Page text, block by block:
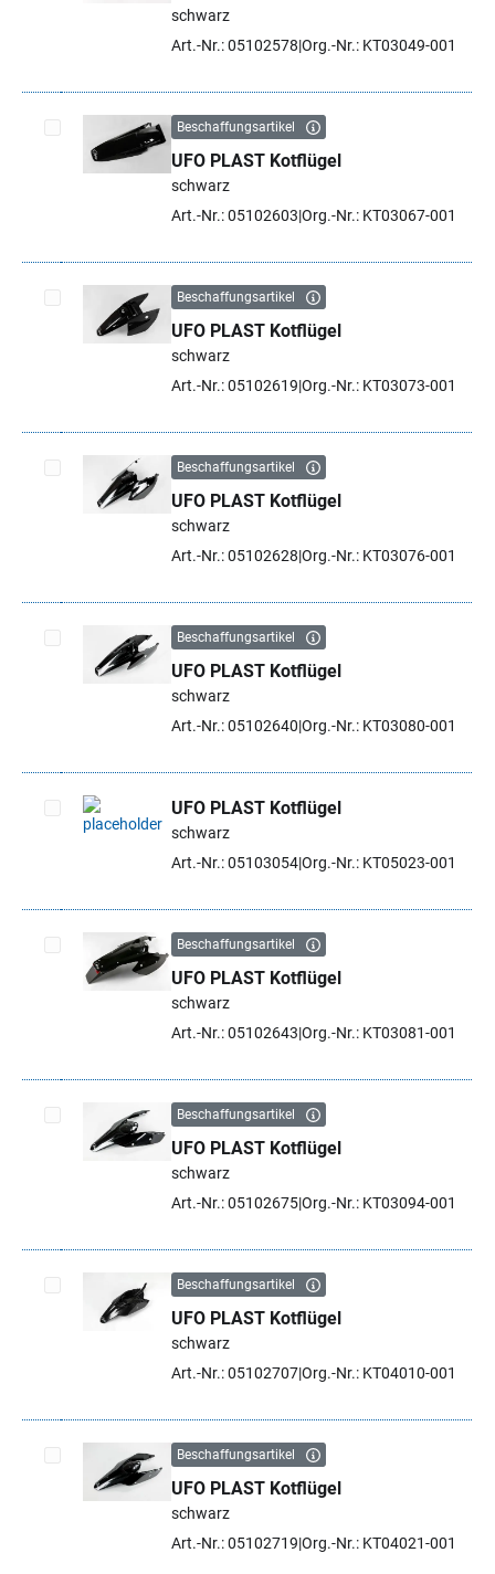
schwarz
Art.-Nr.: 05102578 Org.-Nr.: KT03049-001
Artikel auswählen
Beschaffungsartikel
UFO PLAST Kotflügel
schwarz
Art.-Nr.: 05102603 Org.-Nr.: KT03067-001
Artikel auswählen
Beschaffungsartikel
UFO PLAST Kotflügel
schwarz
Art.-Nr.: 05102619 Org.-Nr.: KT03073-001
Artikel auswählen
Beschaffungsartikel
UFO PLAST Kotflügel
schwarz
Art.-Nr.: 05102628 Org.-Nr.: KT03076-001
Artikel auswählen
Beschaffungsartikel
UFO PLAST Kotflügel
schwarz
Art.-Nr.: 05102640 Org.-Nr.: KT03080-001
Artikel auswählen
UFO PLAST Kotflügel
schwarz
Art.-Nr.: 05103054Org.-Nr.: KT05023-001
Artikel auswählen
Beschaffungsartikel
UFO PLAST Kotflügel
schwarz
Art.-Nr.: 05102643 Org.-Nr.: KT03081-001
Artikel auswählen
Beschaffungsartikel
UFO PLAST Kotflügel
schwarz
Art.-Nr.: 05102675Org.-Nr.: KT03094-001
Artikel auswählen
Beschaffungsartikel
UFO PLAST Kotflügel
schwarz
Art.-Nr.: 05102707Org.-Nr.: KT04010-001
Artikel auswählen
Beschaffungsartikel
UFO PLAST Kotflügel
schwarz
Art.-Nr.: 05102719 Org.-Nr.: KT04021-001